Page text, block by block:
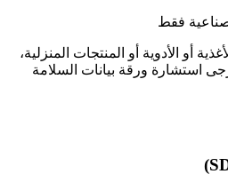
فقط
أو الأدوية أو المنتجات المنزلية،
استشارة ورقة بيانات السلامة